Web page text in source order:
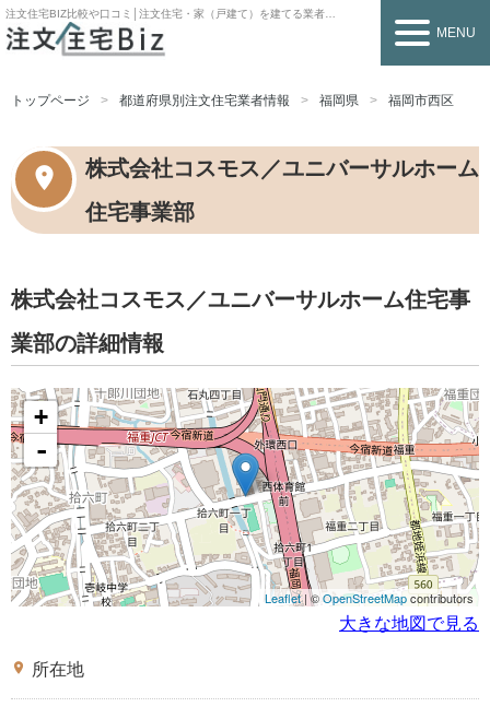
注文住宅BIZ比較や口コミ│注文住宅・家（戸建て）を建てる業者を探すなら
MENU
トップページ 都道府県別注文住宅業者情報 福岡県 福岡市西区
株式会社コスモス／ユニバーサルホーム
住宅事業部
株式会社コスモス／ユニバーサルホーム住宅事
業部の詳細情報
+
-
Leaflet| ©OpenStreetMapcontributors
大きな地図で見る
place 所在地